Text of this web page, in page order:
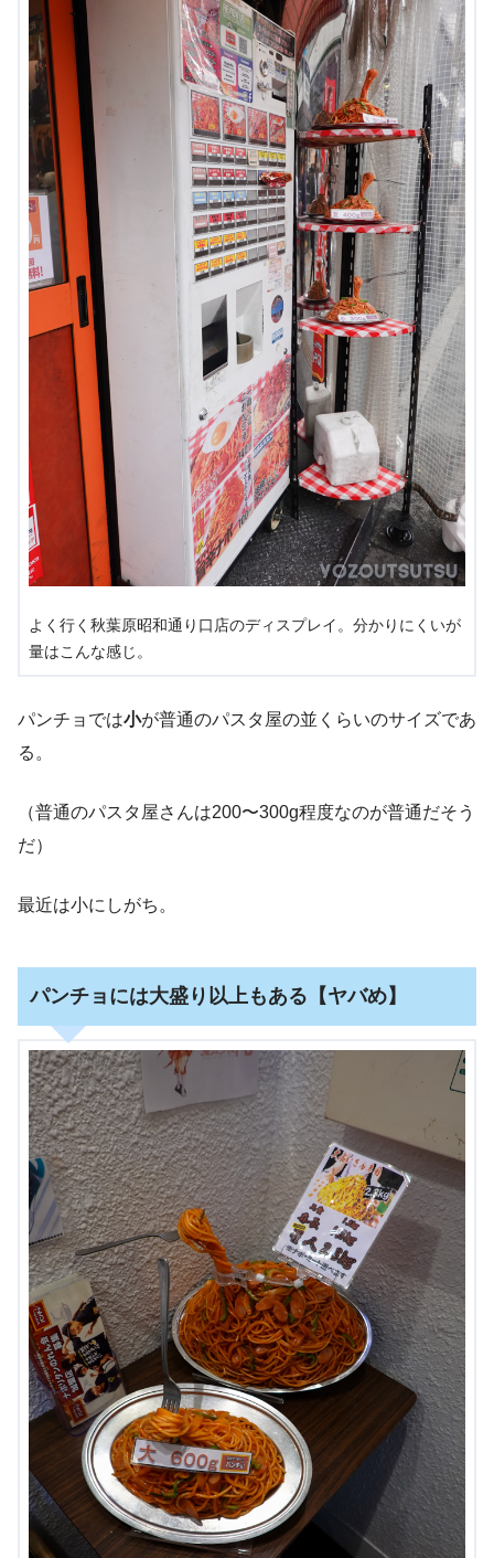
よく行く秋葉原昭和通り口店のディスプレイ。分かりにくいが
量はこんな感じ。
パンチョでは小が普通のパスタ屋の並くらいのサイズであ
る。
（普通のパスタ屋さんは200〜300g程度なのが普通だそう
だ）
最近は小にしがち。
パンチョには大盛り以上もある【ヤバめ】